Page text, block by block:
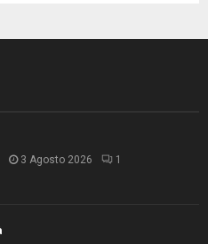
3 Agosto 2026 1